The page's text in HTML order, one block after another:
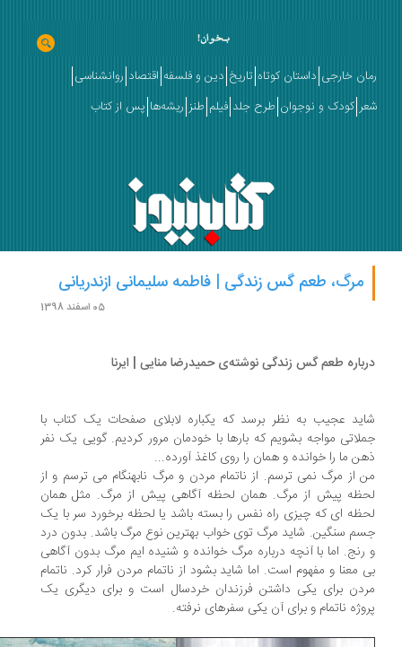
خارجی داستان کوتاه تاریخ دین و فلسفه اقتصاد روانشناسی
کودک و نوجوان طرح جلد فیلم طنز ریشه‌ها پس از کتاب
مرگ، طعم گس زندگی | فاطمه سلیمانی ازندریانی
طعم گس زندگی نوشته‌ی حمیدرضا منایی | ایرنا
عجیب به نظر برسد که یک­باره لابلای صفحات یک کتاب با
مواجه بشویم که بارها با خودمان مرور کردیم. گویی یک نفر
ما را خوانده و همان را روی کاغذ آورده...
از مرگ نمی ­ترسم. از ناتمام مردن و مرگ نابهنگام می ­ترسم و از
پیش از مرگ. همان لحظه­­ آگاهی پیش از مرگ. مثل همان
­ای که چیزی راه نفس را بسته باشد یا لحظه­­ برخورد سر با یک
سنگین. شاید مرگ توی خواب بهترین نوع مرگ باشد. بدون درد
اما با آنچه درباره­ مرگ خوانده و شنیده ­ایم مرگ بدون آگاهی
­معنا و مفهوم است. اما شاید بشود از ناتمام مردن فرار کرد. ناتمام
برای یکی داشتن فرزندان خردسال است و برای دیگری یک
ناتمام و برای آن یکی سفرهای نرفته.